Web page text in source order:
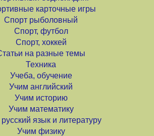
карточные игры
Спорт рыболовный
Спорт, футбол
Спорт, хоккей
на разные темы
Техника
Учеба, обучение
Учим английский
Учим историю
Учим математику
язык и литературу
Учим физику